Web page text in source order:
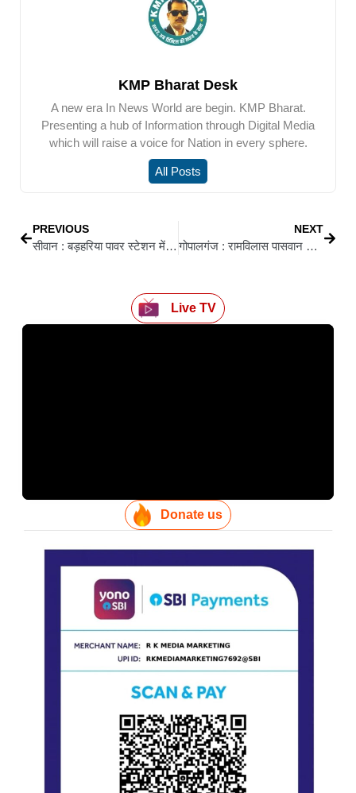
KMP Bharat Desk
A new era In News World are begin. KMP Bharat.
Presenting a hub of Information through Digital Media
which will raise a voice for Nation in every sphere.
All Posts
PREVIOUS
सीवान : बड़हरिया पावर स्टेशन में हंगामा: कनीय अभियंता का पुतला फूंका, सड़क जाम
NEXT
गोपालगंज : रामविलास पासवान की जयंती पर लोजपा कार्यालय में श्रद्धा और संकल्प का माहौल
Live TV
Donate us